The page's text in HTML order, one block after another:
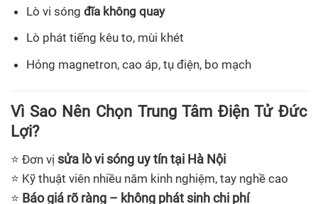
Lò vi sóngđĩa không quay
Lò phát tiếng kêu to, mùi khét
Hỏng magnetron, cao áp, tụ điện, bo mạch
Vì Sao Nên Chọn Trung Tâm Điện Tử Đức
Lợi?
⭐ Đơn vị sửa lò vi sóng uy tín tại Hà Nội
⭐ Kỹ thuật viên nhiều năm kinh nghiệm, tay nghề cao
⭐ Báo giá rõ ràng – không phát sinh chi phí